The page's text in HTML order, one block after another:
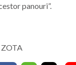
panouri”.